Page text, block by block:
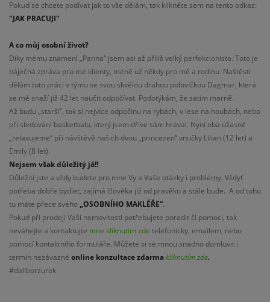
Pokud se chcete podívat jak to vše dělám, tak klikněte sem na tento odkaz:
"JAK PRACUJI"
A co můj osobní život?
Díky mému znamení „Panna“ jsem asi až příliš velký perfekcionista. Toto je
báječná zpráva pro mé klienty, méně už někdy pro mě a rodinu. Naštěstí
dělám tuto práci v týmu se svou skvělou drahou polovičkou Dagmar, která
se mě snaží již 42 let naučit odpočívat. Podotýkám, že zatím marně.
Až budu „starší“, tak si nejvíce odpočinu na rybách, v lese na houbách, nebo
při sledování basketbalu, který jsem dříve sám hrával. Nyní oba úžasně
„relaxujeme“ při návštěvě našich dvou „princezen“ vnučky Lilian (12 let) a
Emily (8 let).
Nejsem však důležitý já!!
Důležití jste a vždy budete pro mne Vy a Vaše otázky i problémy. Vždyť
potřeba dobře bydlet, zajímá člověka již od pravěku a stále bude. A od toho
tu máte přece svého „OSOBNÍHO MAKLÉŘE“.
Pokud při prodeji Vaší nemovitosti potřebujete poradit či pomoci, tak
neváhejte a kontaktujte mne kliknutím zde telefonicky, emailem, nebo
pomocí kontaktního formuláře. Můžete si se mnou snadno domluvit i
termín nezávazné online konzultace zdarma kliknutím zde.
#daliborzurek